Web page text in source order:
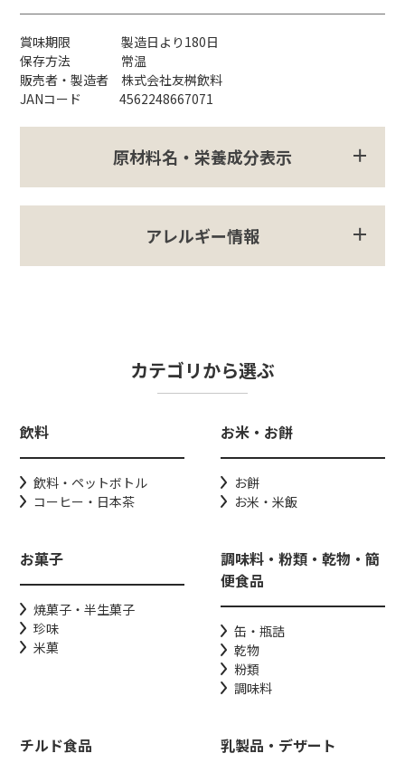
賞味期限 製造日より180日
保存方法 常温
販売者・製造者 株式会社友桝飲料
JANコード 4562248667071
原材料名・栄養成分表示
アレルギー情報
カテゴリから選ぶ
飲料
飲料・ペットボトル
コーヒー・日本茶
お米・お餅
お餅
お米・米飯
お菓子
焼菓子・半生菓子
珍味
米菓
調味料・粉類・乾物・簡
便食品
缶・瓶詰
乾物
粉類
調味料
チルド食品 乳製品・デザート